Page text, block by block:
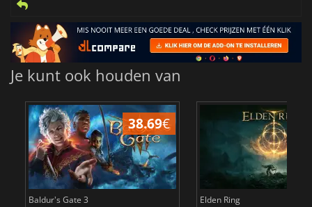
Je kunt ook houden van
38.69€
Baldur's Gate 3 Elden Ring